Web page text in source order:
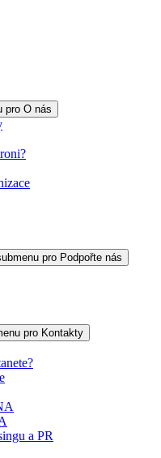
pro O nás
pro Podpořte nás
pro Kontakty
a PR